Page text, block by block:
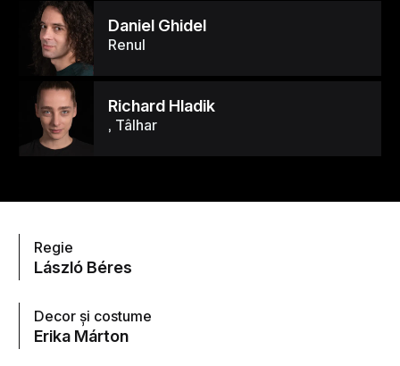
Daniel Ghidel
Renul
Richard Hladik
, Tâlhar
Regie
László Béres
Decor și costume
Erika Márton